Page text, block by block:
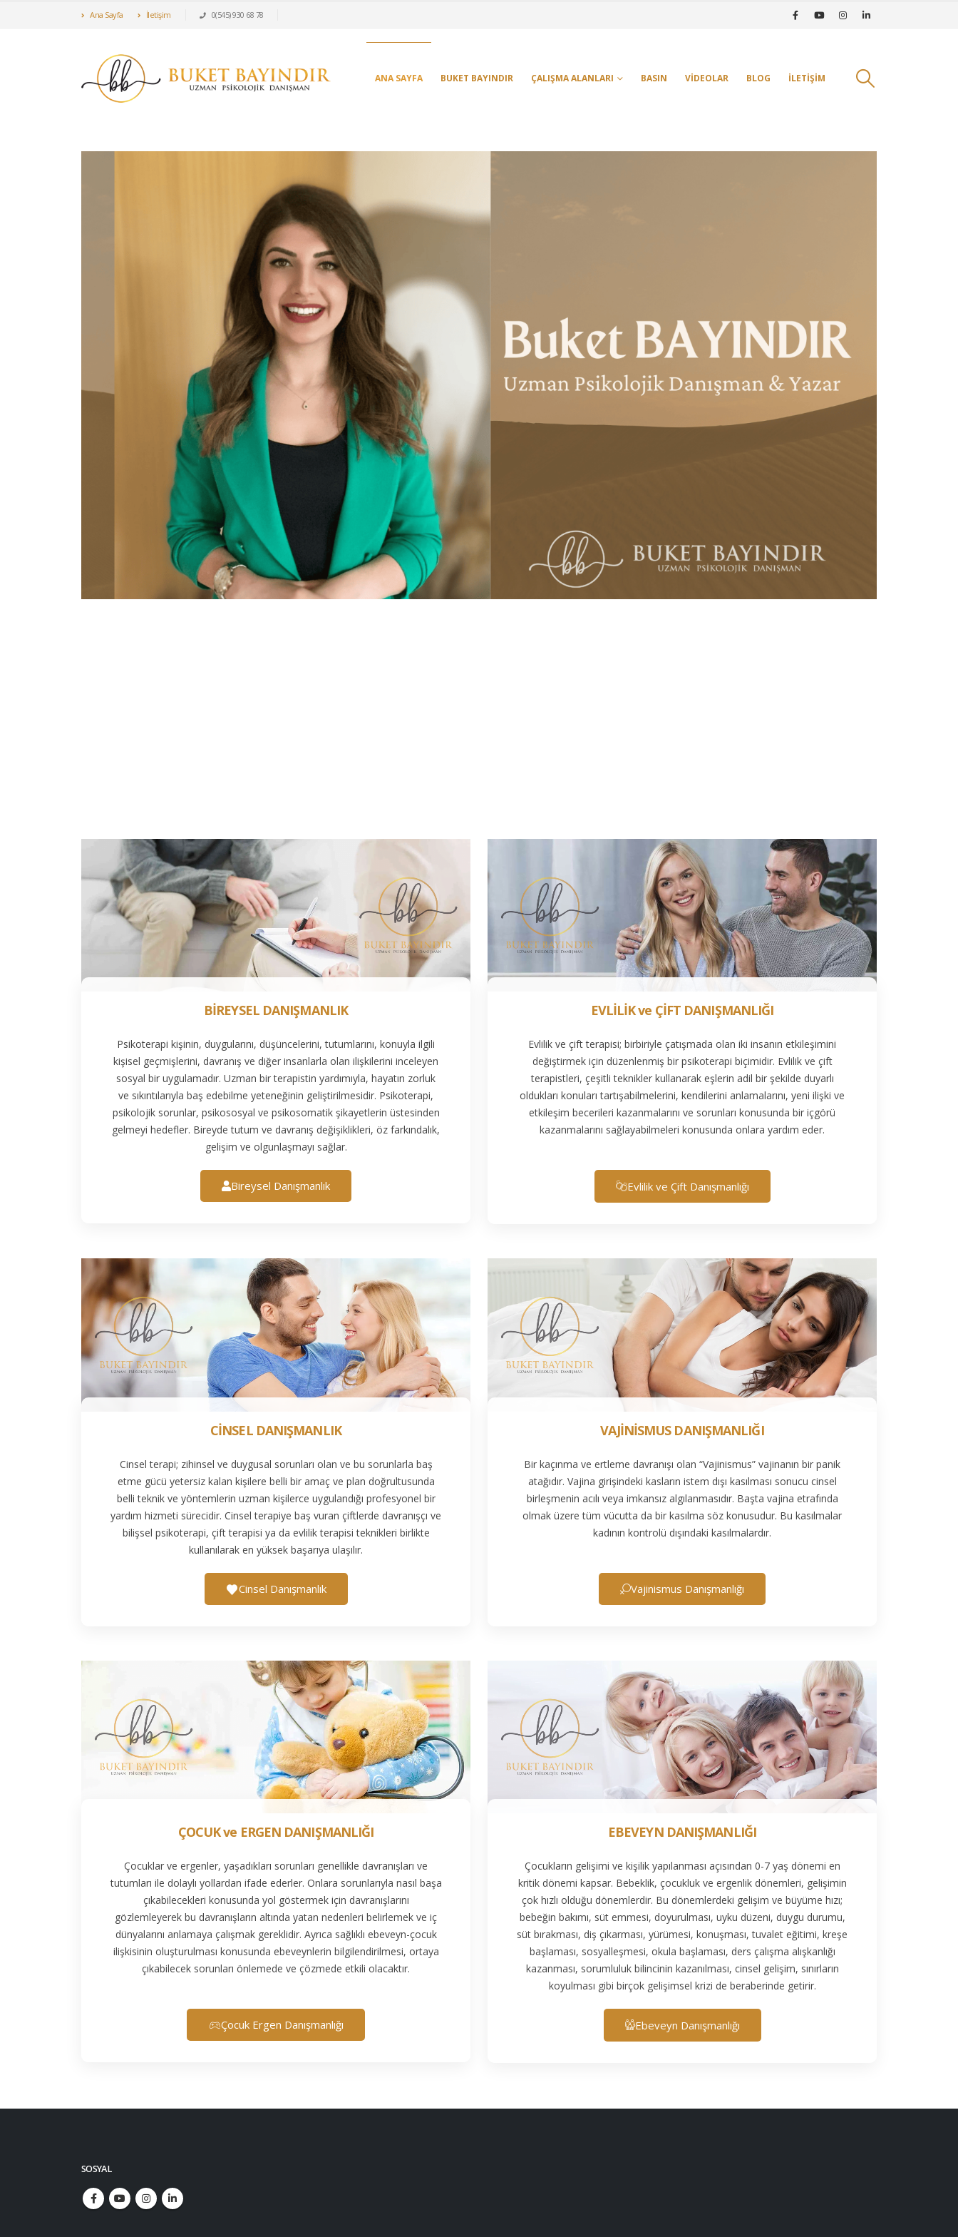
Ana Sayfa İletişim 0(545) 930 68 78
ANA SAYFA BUKET BAYINDIR ÇALIŞMA ALANLARI BASIN VIDEOLAR BLOG İLETIŞIM
BİREYSEL DANIŞMANLIK
Psikoterapi kişinin, duygularını, düşüncelerini, tutumlarını, konuyla ilgili
kişisel geçmişlerini, davranış ve diğer insanlarla olan ilişkilerini inceleyen
sosyal bir uygulamadır. Uzman bir terapistin yardımıyla, hayatın zorluk
ve sıkıntılarıyla baş edebilme yeteneğinin geliştirilmesidir. Psikoterapi,
psikolojik sorunlar, psikososyal ve psikosomatik şikayetlerin üstesinden
gelmeyi hedefler. Bireyde tutum ve davranış değişiklikleri, öz farkındalık,
gelişim ve olgunlaşmayı sağlar.
Bireysel Danışmanlık
EVLİLİK ve ÇİFT DANIŞMANLIĞI
Evlilik ve çift terapisi; birbiriyle çatışmada olan iki insanın etkileşimini
değiştirmek için düzenlenmiş bir psikoterapi biçimidir. Evlilik ve çift
terapistleri, çeşitli teknikler kullanarak eşlerin adil bir şekilde duyarlı
oldukları konuları tartışabilmelerini, kendilerini anlamalarını, yeni ilişki ve
etkileşim becerileri kazanmalarını ve sorunları konusunda bir içgörü
kazanmalarını sağlayabilmeleri konusunda onlara yardım eder.
Evlilik ve Çift Danışmanlığı
CİNSEL DANIŞMANLIK
Cinsel terapi; zihinsel ve duygusal sorunları olan ve bu sorunlarla baş
etme gücü yetersiz kalan kişilere belli bir amaç ve plan doğrultusunda
belli teknik ve yöntemlerin uzman kişilerce uygulandığı profesyonel bir
yardım hizmeti sürecidir. Cinsel terapiye baş vuran çiftlerde davranışçı ve
bilişsel psikoterapi, çift terapisi ya da evlilik terapisi teknikleri birlikte
kullanılarak en yüksek başarıya ulaşılır.
Cinsel Danışmanlık
VAJİNİSMUS DANIŞMANLIĞI
Bir kaçınma ve ertleme davranışı olan “Vajinismus” vajinanın bir panik
atağıdır. Vajina girişindeki kasların istem dışı kasılması sonucu cinsel
birleşmenin acılı veya imkansız algılanmasıdır. Başta vajina etrafında
olmak üzere tüm vücutta da bir kasılma söz konusudur. Bu kasılmalar
kadının kontrolü dışındaki kasılmalardır.
Vajinismus Danışmanlığı
ÇOCUK ve ERGEN DANIŞMANLIĞI
Çocuklar ve ergenler, yaşadıkları sorunları genellikle davranışları ve
tutumları ile dolaylı yollardan ifade ederler. Onlara sorunlarıyla nasıl başa
çıkabilecekleri konusunda yol göstermek için davranışlarını
gözlemleyerek bu davranışların altında yatan nedenleri belirlemek ve iç
dünyalarını anlamaya çalışmak gereklidir. Ayrıca sağlıklı ebeveyn-çocuk
ilişkisinin oluşturulması konusunda ebeveynlerin bilgilendirilmesi, ortaya
çıkabilecek sorunları önlemede ve çözmede etkili olacaktır.
Çocuk Ergen Danışmanlığı
EBEVEYN DANIŞMANLIĞI
Çocukların gelişimi ve kişilik yapılanması açısından 0-7 yaş dönemi en
kritik dönemi kapsar. Bebeklik, çocukluk ve ergenlik dönemleri, gelişimin
çok hızlı olduğu dönemlerdir. Bu dönemlerdeki gelişim ve büyüme hızı;
bebeğin bakımı, süt emmesi, doyurulması, uyku düzeni, duygu durumu,
süt bırakması, diş çıkarması, yürümesi, konuşması, tuvalet eğitimi, kreşe
başlaması, sosyalleşmesi, okula başlaması, ders çalışma alışkanlığı
kazanması, sorumluluk bilincinin kazanılması, cinsel gelişim, sınırların
koyulması gibi birçok gelişimsel krizi de beraberinde getirir.
Ebeveyn Danışmanlığı
SOSYAL